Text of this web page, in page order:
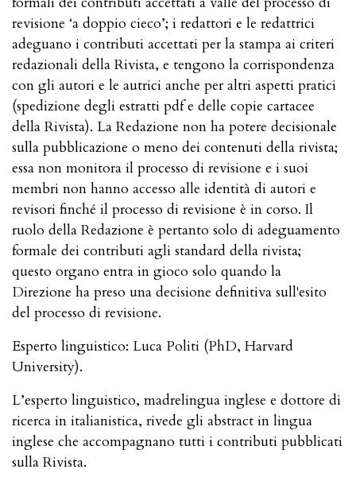
revisione ‘a doppio cieco’; i redattori e le redattrici
adeguano i contributi accettati per la stampa ai criteri
redazionali della Rivista, e tengono la corrispondenza
con gli autori e le autrici anche per altri aspetti pratici
(spedizione degli estratti pdf e delle copie cartacee
della Rivista). La Redazione non ha potere decisionale
sulla pubblicazione o meno dei contenuti della rivista;
essa non monitora il processo di revisione e i suoi
membri non hanno accesso alle identità di autori e
revisori finché il processo di revisione è in corso. Il
ruolo della Redazione è pertanto solo di adeguamento
formale dei contributi agli standard della rivista;
questo organo entra in gioco solo quando la
Direzione ha preso una decisione definitiva sull'esito
del processo di revisione.
Esperto linguistico: Luca Politi (PhD, Harvard
University).
L’esperto linguistico, madrelingua inglese e dottore di
ricerca in italianistica, rivede gli abstract in lingua
inglese che accompagnano tutti i contributi pubblicati
sulla Rivista.